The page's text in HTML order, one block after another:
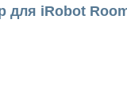
для iRobot